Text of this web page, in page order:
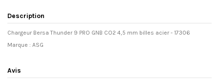
Description
Chargeur Bersa Thunder 9 PRO GNB CO2 4,5 mm billes acier - 17306
Marque : ASG
Avis